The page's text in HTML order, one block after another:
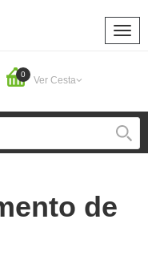
0
Ver Cesta
de